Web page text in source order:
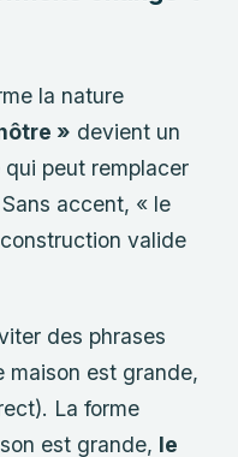
la nature
» devient un
peut remplacer
accent, « le
valide
des phrases
maison est grande,
La forme
est grande, le